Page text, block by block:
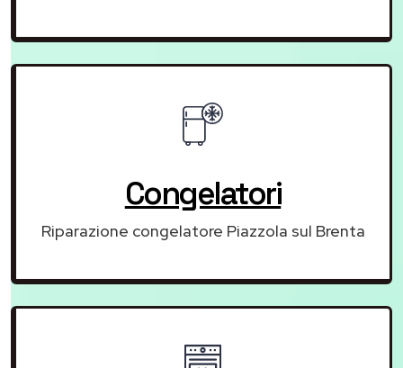
Congelatori
Riparazione congelatore Piazzola sul Brenta